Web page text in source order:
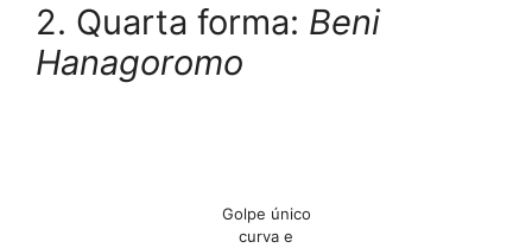
2. Quarta forma: Beni
Hanagoromo
Golpe único
curva e